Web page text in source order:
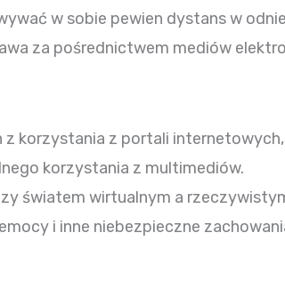
w sobie pewien dystans w
za pośrednictwem mediów
z korzystania z portali
korzystania z multimediów.
światem wirtualnym a
i inne niebezpieczne